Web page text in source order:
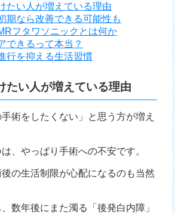
たい人が増えている理由
期なら改善できる可能性も
フタワソニックとは何か
できるって本当？
行を抑える生活習慣
い人が増えている理由
術をしたくない」と思う方が増え
、やっぱり手術への不安です。
の生活制限が心配になるのも当然
数年後にまた濁る「後発白内障」